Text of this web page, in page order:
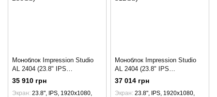
Моноблок Impression Studio
AL 2404 (23.8" IPS
1920x1080/Intel Core i5-
12400/H610/8 Gb/SSD 256Gb)
35 910 грн
Экран 23.8", IPS, 1920x1080,
Моноблок Impression Studio
AL 2404 (23.8" IPS
1920x1080/Intel Core i5-
12400/H610/8 Gb/SSD 512Gb)
37 014 грн
Экран 23.8", IPS, 1920x1080,